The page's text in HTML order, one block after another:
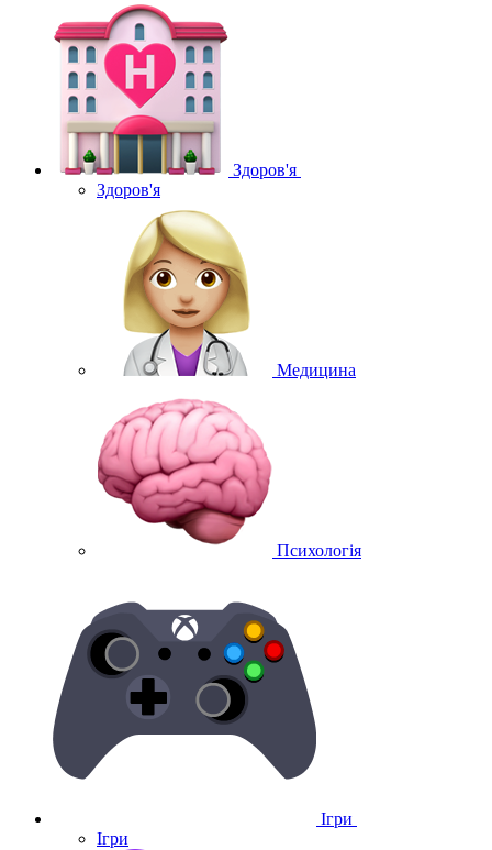
Здоров'я
Здоров'я
Медицина
Психологія
Ігри
Ігри